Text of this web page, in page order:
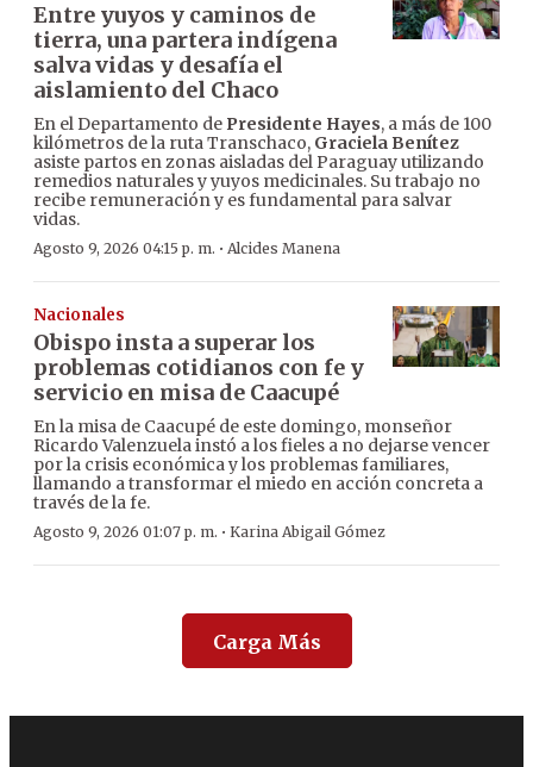
Entre yuyos y caminos de
tierra, una partera indígena
salva vidas y desafía el
aislamiento del Chaco
En el Departamento de Presidente Hayes, a más de 100
kilómetros de la ruta Transchaco, Graciela Benítez
asiste partos en zonas aisladas del Paraguay utilizando
remedios naturales y yuyos medicinales. Su trabajo no
recibe remuneración y es fundamental para salvar
vidas.
Agosto 9, 2026 04:15 p. m. · Alcides Manena
Nacionales
Obispo insta a superar los
problemas cotidianos con fe y
servicio en misa de Caacupé
En la misa de Caacupé de este domingo, monseñor
Ricardo Valenzuela instó a los fieles a no dejarse vencer
por la crisis económica y los problemas familiares,
llamando a transformar el miedo en acción concreta a
través de la fe.
Agosto 9, 2026 01:07 p. m. · Karina Abigail Gómez
Carga Más